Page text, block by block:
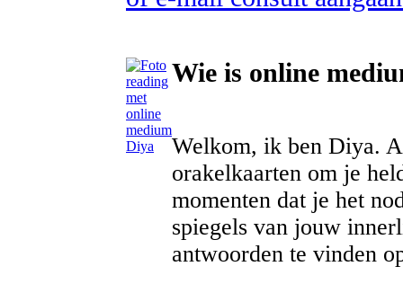
Wie is online
Welkom, ik ben Diya.
orakelkaarten om je
momenten dat je het
spiegels van jouw
antwoorden te vinden